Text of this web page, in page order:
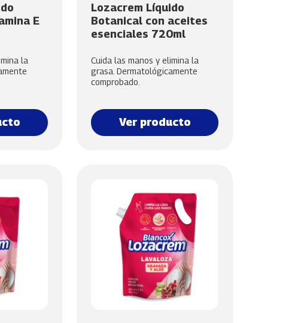
E
la
Lozacrem Líquido
Botanical con aceites
esenciales 720ml
Cuida las manos y elimina la
grasa. Dermatológicamente
comprobado.
Ver producto